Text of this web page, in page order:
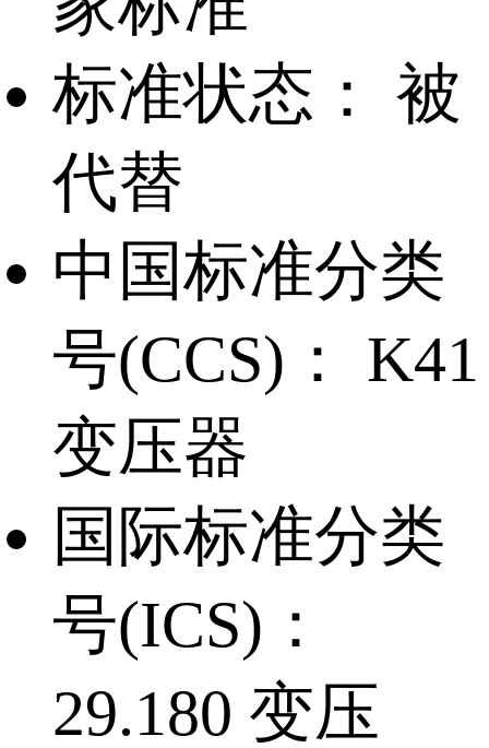
标准状态：
被
代替
中国标准分类
号(CCS)：
K41
变压器
国际标准分类
号(ICS)：
29.180 变压